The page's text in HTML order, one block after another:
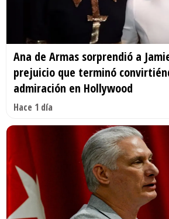
Ana de Armas sorprendió a
prejuicio que terminó
admiración en Hollywood
Hace 1 día